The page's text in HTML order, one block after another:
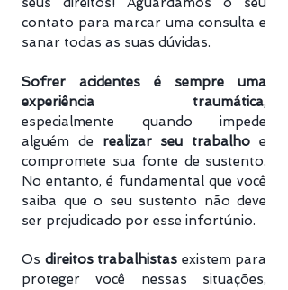
contato para marcar uma consulta e
sanar todas as suas dúvidas.
Sofrer acidentes é sempre uma
experiência traumática,
especialmente quando impede
alguém de realizar seu trabalho e
compromete sua fonte de sustento.
No entanto, é fundamental que você
saiba que o seu sustento não deve
ser prejudicado por esse infortúnio.
Os direitos trabalhistas existem para
proteger você nessas situações,